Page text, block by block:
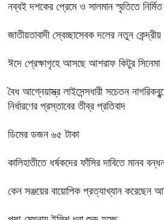
নব্বই দশকের প্রেমে ও সালমান স্মৃতিতে
জাতীয়তাবাদী স্বেচ্ছাসেবক দলের নতুন
ঈদে প্রেক্ষাগৃহে আসছে আশরাফ কিটুর সিনেমা
বৈধ আগ্নেয়াস্ত্র লাইসেন্সধারী সচেতন
নির্ধারণের প্রস্তাবের তীব্র প্রতিবাদ
ডিমের ডজন ৬৫ টাকা
কালিহাতীতে ধর্ষকদের ফাঁসির দাবিতে মানব
কেন সঞ্জয়ের বায়োপিক প্রত্যাখ্যান করেছেন